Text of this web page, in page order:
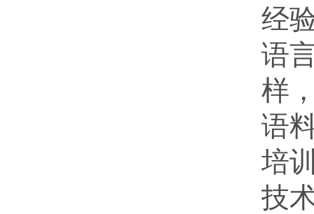
经
语
样
语
培
技